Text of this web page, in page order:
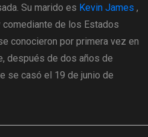
Su marido es Kevin James ,
de los Estados
conocieron por primera vez en
después de dos años de
se casó el 19 de junio de